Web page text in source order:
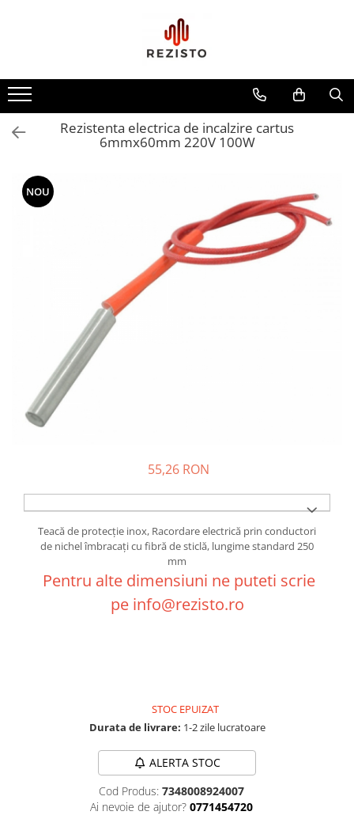
Rezistente cu profil special
Rezistenta siliconica
Rezistente aero convectie
Rezistente incalzitoare lichid
Rezistenta electrica de incalzire cartus
6mmx60mm 220V 100W
NOU
55,26 RON
Teacă de protecţie inox, Racordare electrică prin conductori
de nichel îmbracaţi cu fibră de sticlă, lungime standard 250
mm
Pentru alte dimensiuni ne puteti scrie
pe info@rezisto.ro
STOC EPUIZAT
Durata de livrare: 1-2 zile lucratoare
ALERTA STOC
Cod Produs: 7348008924007
Ai nevoie de ajutor? 0771454720